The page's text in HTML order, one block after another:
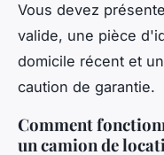
Vous devez
valide, une pièce
domicile récent et
caution de garantie.
Comment
un camion de